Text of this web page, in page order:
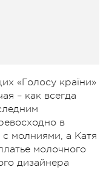
«Голосу країни»
– как всегда
в
молниями, а Катя
молочного
дизайнера